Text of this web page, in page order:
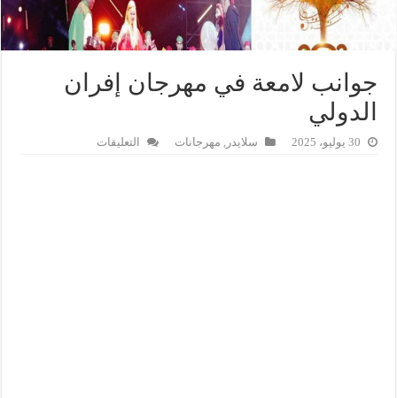
جوانب لامعة في مهرجان إفران
الدولي
30 يوليو، 2025 سلايدر, مهرجانات التعليقات